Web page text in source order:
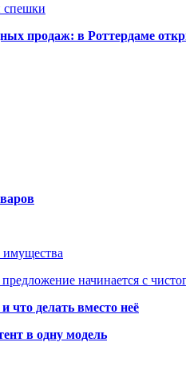
спешки
продаж: в Роттердаме
имущества
начинается с
что делать вместо неё
в одну модель